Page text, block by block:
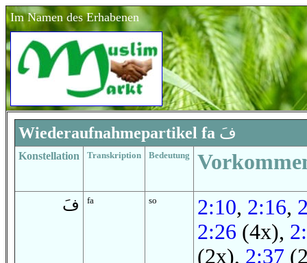
Im Namen des Erhabenen
Wiederaufnahmepartikel fa فَ
Konstellation Transkription Bedeutung
فَ fa so 2:10, 2:16,
2:26 (4x),
(2x), 2:37